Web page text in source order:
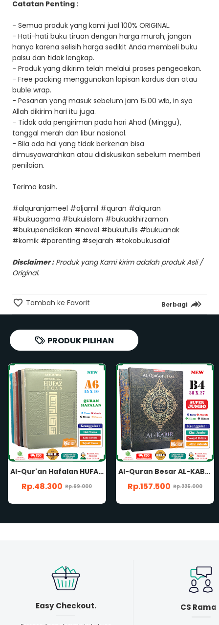
Catatan Penting :
- Semua produk yang kami jual 100% ORIGINAL.
- Hati-hati buku tiruan dengan harga murah, jangan
hanya karena selisih harga sedikit Anda membeli buku
palsu dan tidak lengkap.
- Produk yang dikirim telah melalui proses pengecekan.
- Free packing menggunakan lapisan kardus dan atau
buble wrap.
- Pesanan yang masuk sebelum jam 15.00 wib, in sya
Allah dikirim hari itu juga.
- Tidak ada pengiriman pada hari Ahad (Minggu),
tanggal merah dan libur nasional.
- Bila ada hal yang tidak berkenan bisa
dimusyawarahkan atau didiskusikan sebelum memberi
penilaian.
Terima kasih.
#alquranjameel #aljamil #quran #alquran
#bukuagama #bukuislam #bukuakhirzaman
#bukupendidikan #novel #bukutulis #bukuanak
#komik #parenting #sejarah #tokobukusalaf
Disclaimer :Produk yang Kami kirim adalah produk Asli /
Original.
Tambah ke Favorit Berbagi
PRODUK PILIHAN
Al-Quran Besar AL-KABIR B4 HC SUPER JUMBO Nonterjemah Waqaf Ibtida Lafzul Jalalah Khat Rasm Utsmani Mushaf Al-Qur'an Al Kabir Penerbit Cordoba
Rp.157.500 Rp.225.000
Al-Quran Ash-Shahib TAJWID A4 HC NONTERJEMAH Rasm Utsmani Madinah Waqaf Ibtida' Panduan Musykilat Al-Qur'an Ash-Shohib Ash Shahib Penerbit Hilal Media
Rp.115.500 Rp.165.000
Easy Checkout. CS